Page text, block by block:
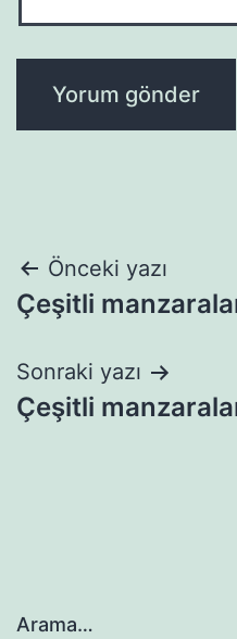
Yazı
gezinmesi
Önceki yazı
Çeşitli
Sonraki yazı
Çeşitli
Arama…